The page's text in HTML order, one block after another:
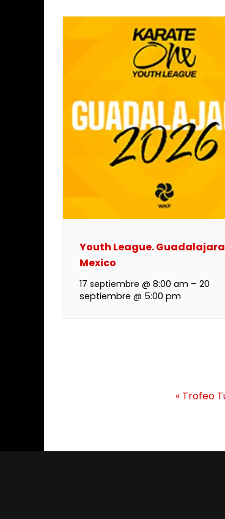
Youth League.
Mexico
17 septiembre @ 8:00 am – 20
septiembre @ 5:00 pm
v
« Trofeo